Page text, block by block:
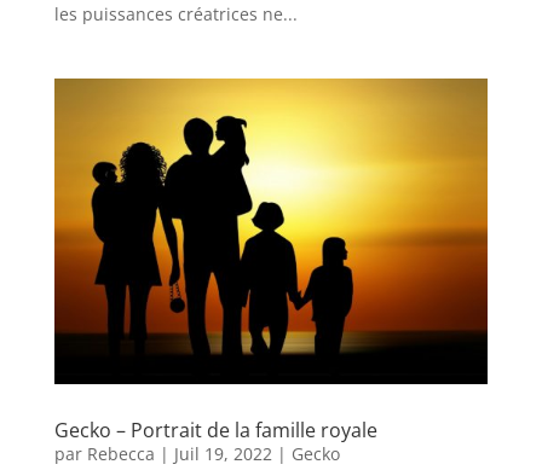
les puissances créatrices ne...
Gecko – Portrait de la famille royale
par Rebecca | Juil 19, 2022| Gecko